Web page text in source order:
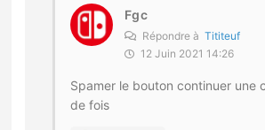
Fgc
Répondre àTititeuf
12 Juin 2021 14:26
Spamer le bouton continuer une
de fois